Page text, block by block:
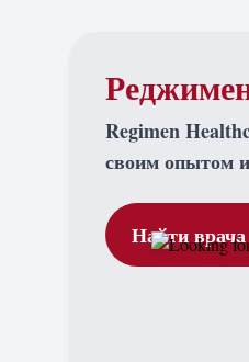
Regimen
своим опытом
Найти врача